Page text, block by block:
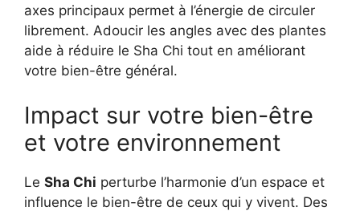
axes principaux permet à l’énergie de circuler
librement. Adoucir les angles avec des plantes
aide à réduire le Sha Chi tout en améliorant
votre bien-être général.
Impact sur votre bien-être
et votre environnement
Le Sha Chi perturbe l’harmonie d’un espace et
influence le bien-être de ceux qui y vivent. Des